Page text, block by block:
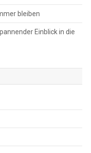
bleiben
Einblick in die